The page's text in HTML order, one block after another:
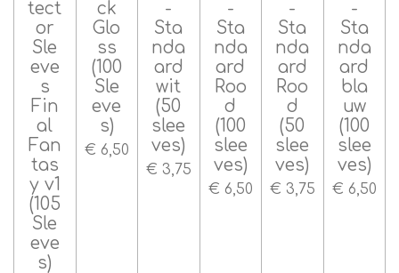
tect
or
Sle
eve
s
Fin
al
Fan
tas
y v1
(105
Sle
eve
s)
ck
Glo
ss
(100
Sle
eve
s)
€ 6,50
-
Sta
nda
ard
wit
(50
slee
ves)
€ 3,75
-
Sta
nda
ard
Roo
d
(100
slee
ves)
€ 6,50
-
Sta
nda
ard
Roo
d
(50
slee
ves)
€ 3,75
-
Sta
nda
ard
bla
uw
(100
slee
ves)
€ 6,50